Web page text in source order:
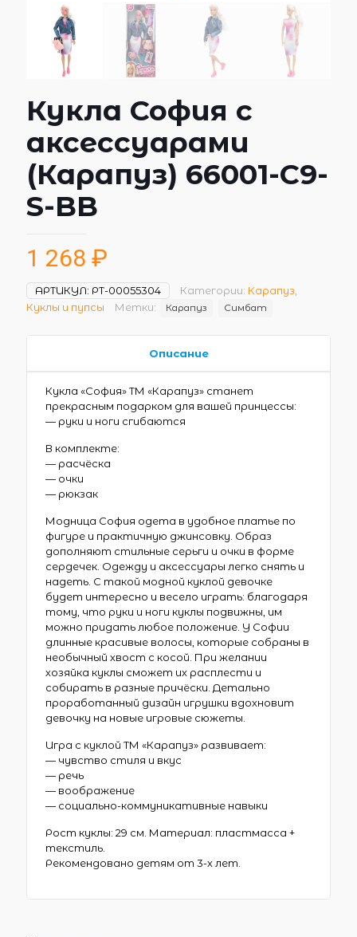
Кукла София с
аксессуарами
(Карапуз) 66001-C9-
S-BB
1 268 ₽
АРТИКУЛ: РТ-00055304 Категории: Карапуз
Куклы и пупсы
Метки: Карапуз Симбат
Описание
Кукла «София» ТМ «Карапуз» станет
прекрасным подарком для вашей принцессы:
— руки и ноги сгибаются
В комплекте:
— расчёска
— очки
— рюкзак
Модница София одета в удобное платье по
фигуре и практичную джинсовку. Образ
дополняют стильные серьги и очки в форме
сердечек. Одежду и аксессуары легко снять и
надеть. С такой модной куклой девочке
будет интересно и весело играть: благодаря
тому, что руки и ноги куклы подвижны, им
можно придать любое положение. У Софии
длинные красивые волосы, которые собраны в
необычный хвост с косой. При желании
хозяйка куклы сможет их расплести и
собирать в разные причёски. Детально
проработанный дизайн игрушки вдохновит
девочку на новые игровые сюжеты.
Игра с куклой ТМ «Карапуз» развивает:
— чувство стиля и вкус
— речь
— воображение
— социально-коммуникативные навыки
Рост куклы: 29 см. Материал: пластмасса +
текстиль.
Рекомендовано детям от 3-х лет.